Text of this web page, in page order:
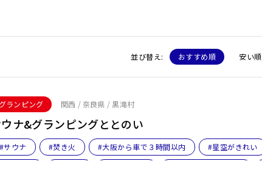
並び替え: おすすめ順 安い順
グランピング 関西 / 奈良県 / 黒滝村
ナ&グランピングととのい
#サウナ #焚き火 #大阪から車で３時間以内 #星空がきれい